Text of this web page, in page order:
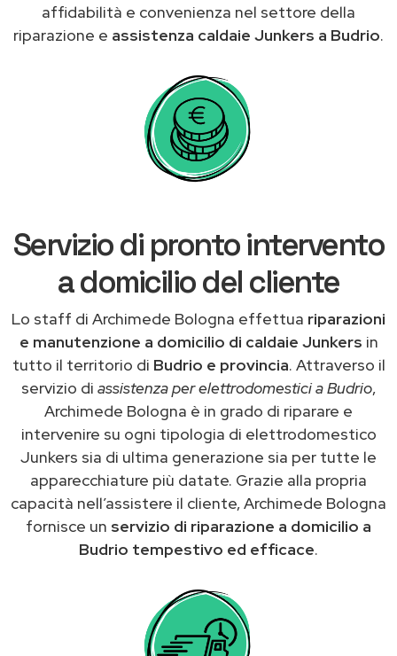
affidabilità e convenienza nel settore della
riparazione e assistenza caldaie Junkers a Budrio.
Servizio di pronto intervento
a domicilio del cliente
Lo staff di Archimede Bologna effettua riparazioni
e manutenzione a domicilio di caldaie Junkers in
tutto il territorio di Budrio e provincia. Attraverso il
servizio di assistenza per elettrodomestici a Budrio,
Archimede Bologna è in grado di riparare e
intervenire su ogni tipologia di elettrodomestico
Junkers sia di ultima generazione sia per tutte le
apparecchiature più datate. Grazie alla propria
capacità nell’assistere il cliente, Archimede Bologna
fornisce un servizio di riparazione a domicilio a
Budrio tempestivo ed efficace.